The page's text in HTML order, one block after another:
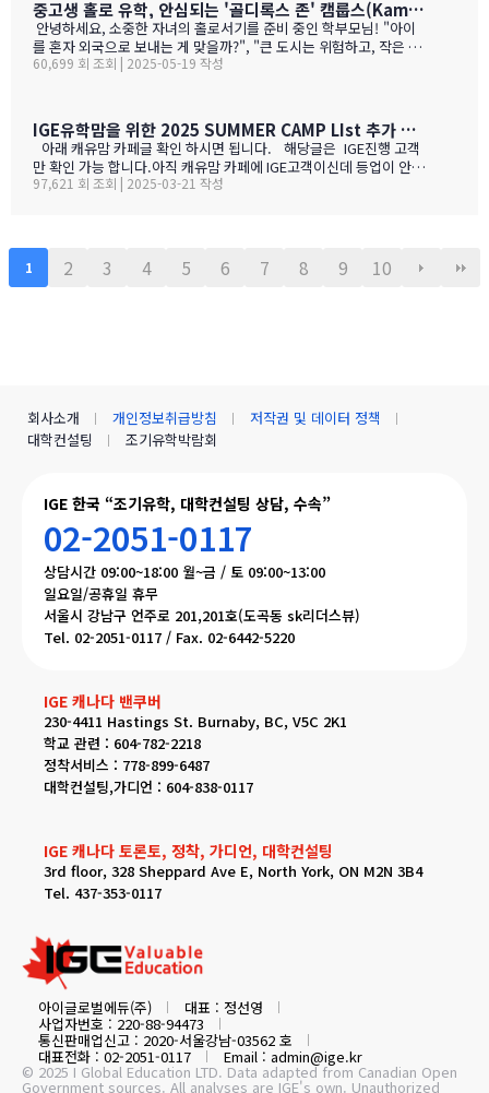
0-15 % 길고, 일교차가 커 산도가 살아 있음. 서늘한 밤 덕분에 과일
향이 …
ㅋ)사진들을 보시면서 가격대와 어떤 물건들이 있는지 미리 체크해
보세요!특히 주목할 점은 전기밥솥인데요, 한국에서 가져간 제품은
전압이 달라서 사용할 수 없어서 어쩔 수 없이 현지에서 새로 구입해
야 하는 것중 하나 일수 있죠? 하기는 요새는 워낙 밥들을 먹지 않다
중고생 홀로 유학, 안심되는 '골디록스 존' 캠룹스(Kamloops)가 정답입니다
를 혼자 외국으로 보내는 게 맞을까?", "큰 도시는 위험하고, 작은 도
시는 교육환경이 부족할까?" 이런 고민으로 밤잠 설치시죠? 오늘은
록스 존이란 '너무 크지도 작지도 않은, 딱 적당한 환경'을 말해요. 아
이 혼자 유학가기에 캠룹스가 딱 맞는 이유, 함께 알아볼까요? ?️ 아
이 혼자서도 쉽게 적응할 수 있는 도시 규모 인구 약 1…
60,699 회 조회 | 2025-05-19 작성
IGE유학맘을 위한 2025 SUMMER CAMP LIst 추가 되었습니다.
아래 캐유맘 카페글 확인 하시면 됩니다. 해당글은 IGE진행 고객
만 확인 가능 합니다.아직 캐유맘 카페에 IGE고객이신데 등업이 안된
분들은 등업 신청 해주시기 바랍니다. 해당글 바로 가기 --> http
97,621 회 조회 | 2025-03-21 작성
1 2 3 4 5 6 7 8 9 10
IGE 한국 “조기유학, 대학컨설팅 상담, 수속”
02-2051-0117
상담시간 09:00~18:00 월~금 / 토 09:00~13:00
일요일/공휴일 휴무
서울시 강남구 언주로 201,201호(도곡동 sk리더스뷰)
Tel. 02-2051-0117 / Fax. 02-6442-5220
IGE 캐나다 밴쿠버
230-4411 Hastings St. Burnaby, BC, V5C 2K1
학교 관련 : 604-782-2218
정착서비스 : 778-899-6487
대학컨설팅,가디언 : 604-838-0117
IGE 캐나다 토론토, 정착, 가디언, 대학컨설팅
3rd floor, 328 Sheppard Ave E, North York, ON M2N 3B4
Tel. 437-353-0117
아이글로벌에듀(주) 대표 : 정선영
사업자번호 : 220-88-94473
통신판매업신고 : 2020-서울강남-03562 호
대표전화 : 02-2051-0117 Email : admin@ige.kr
회사소개 개인정보취급방침
저작권 및 데이터 정책
대학컨설팅
조기유학박람회
© 2025 I Global Education LTD. Data adapted from Canadian Open
Government sources. All analyses are IGE's own. Unauthorized